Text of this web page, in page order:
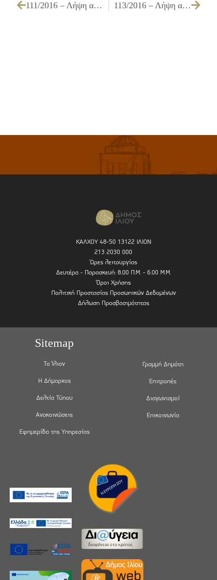
111/2016 – Λήψη απόφασης για τον έλεγχο επικαιροποιημένων δικαιολογητικών συμμετοχής του μειοδότη του έργου: «ΓΕΝΙΚΗ ΣΥΝΤΗΡΗΣΗ ΣΧΟΛΙΚΩΝ ΚΤΙΡΙΩΝ ΕΡΓ. Δ2/15» 113/2016 – Λήψη απόφασης για την έγκριση διάθεσης πίστωσης ποσού 55.349,99 € για την κατασκευή του έργου «ΣΥΝΤΗΡΗΣΗ ΑΝΑΚΑΤΑΣΚΕΥΗ ΚΟΙΝΟΧΡΗΣΤΩΝ ΧΩΡΩΝ ΤΟΥ ΔΗΜΟΥ ΕΡΓ. Ε1/16»
ΚΑΛΧΟΥ 48-50 13122 ΙΛΙΟΝ
213 2030 000
Ώρες λειτουργίας
Δευτέρα - Παρασκευή: 8.00 Π.Μ. - 6.00 Μ.Μ.
Όροι Χρήσης
Πολιτική Προστασίας Προσωπικών Δεδομένων
Δήλωση Προσβασιμότητας
Sitemap
Το Ίλιον
Η Δήμαρχος
Δελτία Τύπου
Ανακοινώσεις
Εφημερίδα της Υπηρεσίας
Γραμμή Δημότη
Επιτροπές
Διαγωνισμοί
Επικοινωνία